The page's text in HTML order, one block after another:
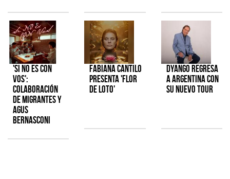
'Si No Es Con
Vos':
colaboración
de Migrantes y
Agus
Bernasconi
Fabiana Cantilo
presenta 'Flor
de Loto'
Dyango regresa
a Argentina con
su nuevo tour